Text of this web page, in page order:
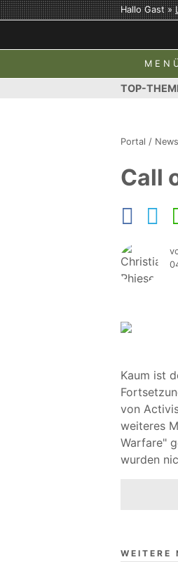
Hallo Gast »
TOP-
Portal / News
Call
Kaum ist
von
weiteres
Warfare"
wurden
WEITERE